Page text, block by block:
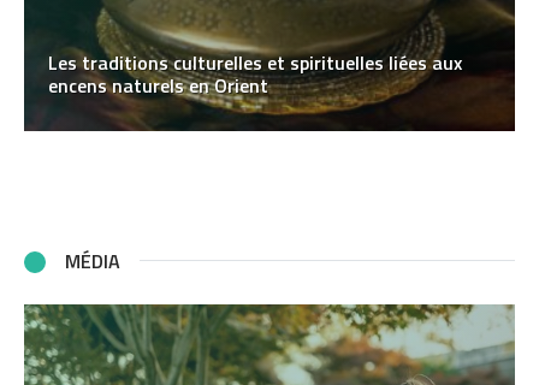
Les traditions culturelles et spirituelles liées aux
encens naturels en Orient
MÉDIA